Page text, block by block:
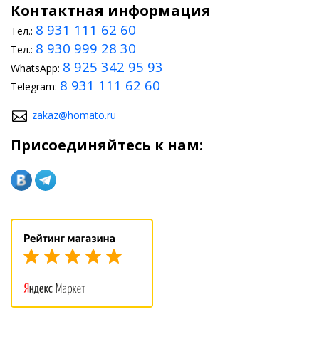
Контактная информация
Тел.: 8 931 111 62 60
Тел.: 8 930 999 28 30
WhatsApp: 8 925 342 95 93
Telegram: 8 931 111 62 60
zakaz@homato.ru
Присоединяйтесь к нам: